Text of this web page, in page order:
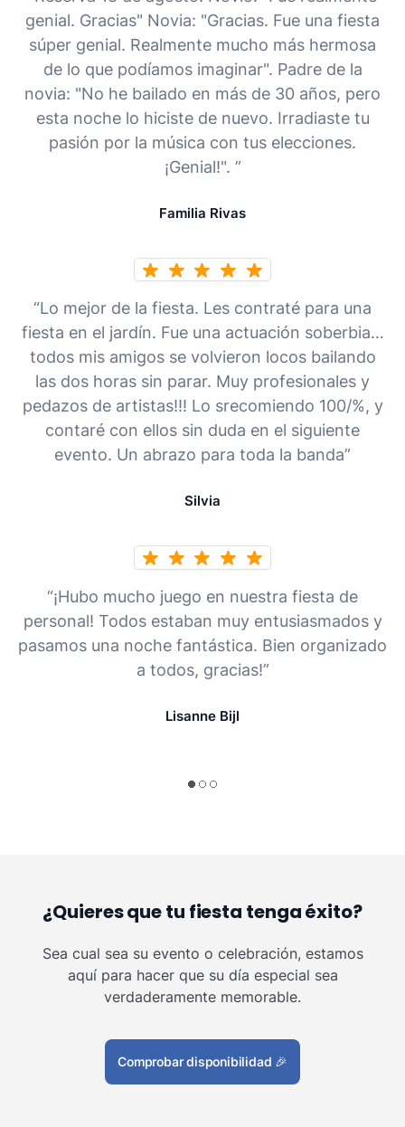
genial. Gracias" Novia: "Gracias. Fue una fiesta
súper genial. Realmente mucho más hermosa
de lo que podíamos imaginar". Padre de la
novia: "No he bailado en más de 30 años, pero
esta noche lo hiciste de nuevo. Irradiaste tu
pasión por la música con tus elecciones.
¡Genial!". ”
Familia Rivas
“Lo mejor de la fiesta. Les contraté para una
fiesta en el jardín. Fue una actuación soberbia…
todos mis amigos se volvieron locos bailando
las dos horas sin parar. Muy profesionales y
pedazos de artistas!!! Lo srecomiendo 100/%, y
contaré con ellos sin duda en el siguiente
evento. Un abrazo para toda la banda”
Silvia
“¡Hubo mucho juego en nuestra fiesta de
personal! Todos estaban muy entusiasmados y
pasamos una noche fantástica. Bien organizado
a todos, gracias!”
Lisanne Bijl
¿Quieres que tu fiesta tenga éxito?
Sea cual sea su evento o celebración, estamos
aquí para hacer que su día especial sea
verdaderamente memorable.
Comprobar disponibilidad 🎉